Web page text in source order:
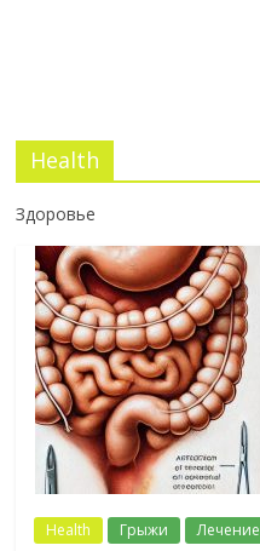
Health
Здоровье
Health Грыжи Лечение